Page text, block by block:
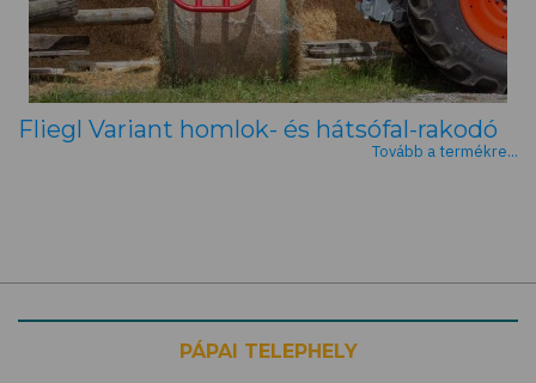
Fliegl Variant homlok- és hátsófal-rakodó
Tovább a termékre...
PÁPAI TELEPHELY